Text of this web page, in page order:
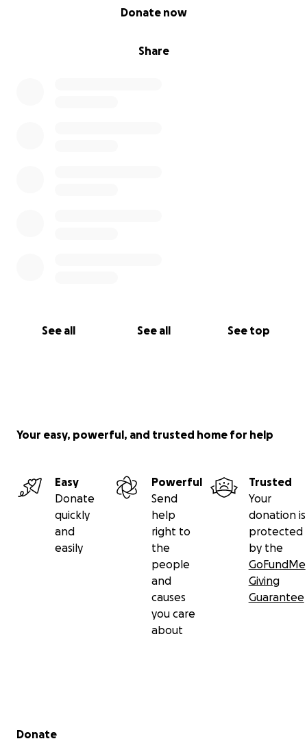
Share
Donate now
See all See all See top
Your easy, powerful, and trusted home for help
Easy
Donate
quickly
and
easily
Powerful
Send
help
right to
the
people
and
causes
you care
about
Trusted
Your
donation is
protected
by the
GoFundMe
Giving
Guarantee
Secondary menu
Donate